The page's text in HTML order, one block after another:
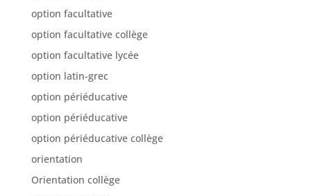
option facultative
option facultative collège
option facultative lycée
option latin-grec
option périéducative
option périéducative
option périéducative collège
orientation
Orientation collège